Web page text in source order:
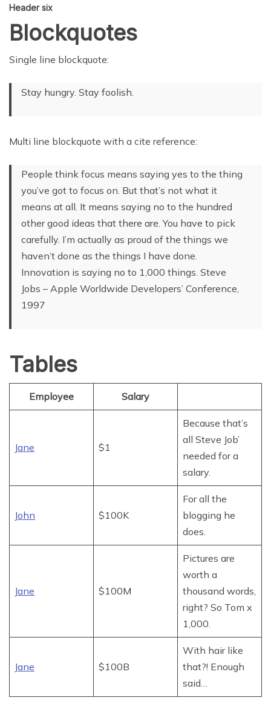
Header six
Blockquotes
Single line blockquote:
Stay hungry. Stay foolish.
Multi line blockquote with a cite reference:
People think focus means saying yes to the thing
you’ve got to focus on. But that’s not what it
means at all. It means saying no to the hundred
other good ideas that there are. You have to pick
carefully. I’m actually as proud of the things we
haven’t done as the things I have done.
Innovation is saying no to 1,000 things. Steve
Jobs – Apple Worldwide Developers’ Conference,
1997
Tables
Employee Salary
Jane $1
Because that’s
all Steve Job’
needed for a
salary.
John $100K
For all the
blogging he
does.
Jane $100M
Pictures are
worth a
thousand words,
right? So Tom x
1,000.
Jane $100B
With hair like
that?! Enough
said…